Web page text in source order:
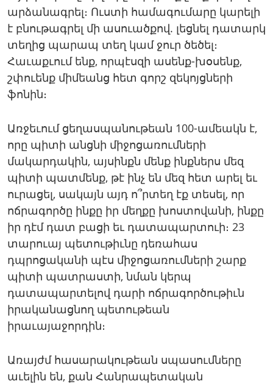
արձանագրել։ Ուստի համագումարը կարելի
է բնութագրել մի ասուածքով. լեցնել դատարկ
տեղից պարապ տեղ կամ ջուր ծեծել։
Հաւաքւում ենք, որպէսզի ասենք-խօսենք,
շփուենք միմեանց հետ գորշ զեկոյցների
ֆոնին։
Առջեւում ցեղասպանութեան 100-ամեակն է,
որը պիտի անցնի միջոցառումների
մակարդակին, այսինքն մենք ինքներս մեզ
պիտի պատմենք, թէ ինչ են մեզ հետ արել եւ
ուրացել, սակայն այդ ո՞րտեղ էք տեսել, որ
ոճրագործը ինքը իր մեղքը խոստովանի, ինքը
իր դէմ դատ բացի եւ դատապարտուի։ 23
տարուայ պետութիւնը դեռահաս
դպրոցականի պէս միջոցառումների շարք
պիտի պատրաստի, նման կերպ
դատապարտելով դարի ոճրագործութիւն
իրականացնող պետութեան
իրաւայաջորդին։
Առայժմ հասարակութեան սպասումները
աւելին են, քան Հանրապետական